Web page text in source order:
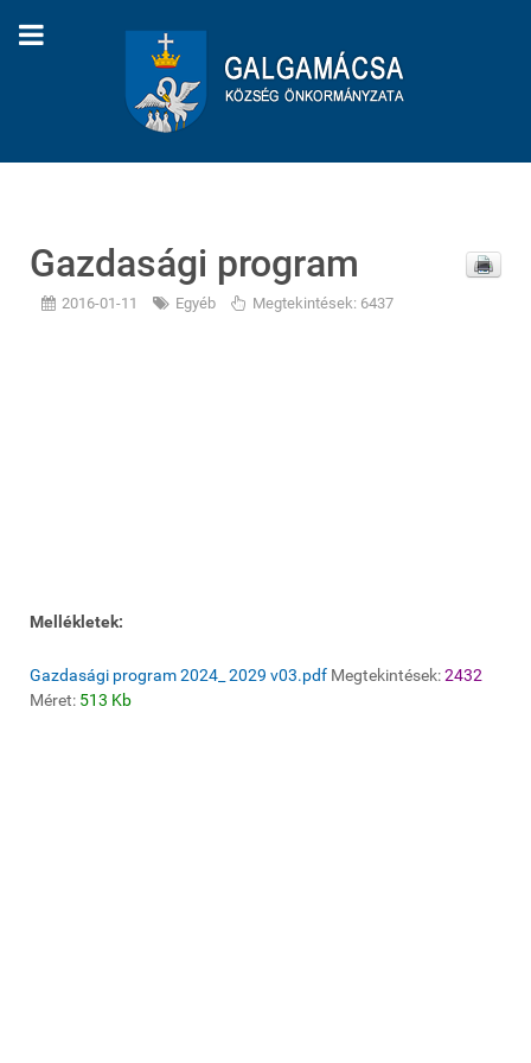
Gazdasági program
2016-01-11 Egyéb Megtekintések: 6437
Mellékletek:
Gazdasági program 2024_ 2029 v03.pdf Megtekintések:2432
Méret: 513 Kb